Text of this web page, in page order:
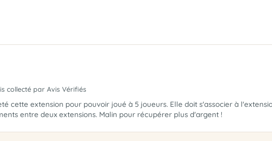
collecté par Avis Vérifiés
cette extension pour pouvoir joué à 5 joueurs. Elle doit s'associer à
entre deux extensions. Malin pour récupérer plus d'argent !